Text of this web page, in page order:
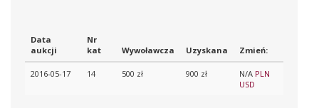
Data
aukcji
Nr
kat
Wywoławcza Uzyskana Zmień:
2016-05-17 14 500 zł 900 zł N/A PLN
USD